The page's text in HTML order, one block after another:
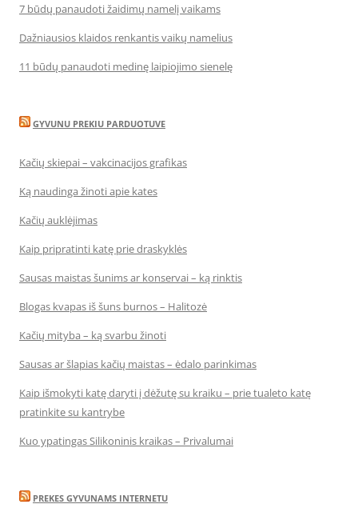
7 būdų panaudoti žaidimų namelį vaikams
Dažniausios klaidos renkantis vaikų namelius
11 būdų panaudoti medinę laipiojimo sienelę
GYVUNU PREKIU PARDUOTUVE
Kačių skiepai – vakcinacijos grafikas
Ką naudinga žinoti apie kates
Kačių auklėjimas
Kaip pripratinti katę prie draskyklės
Sausas maistas šunims ar konservai – ką rinktis
Blogas kvapas iš šuns burnos – Halitozė
Kačių mityba – ką svarbu žinoti
Sausas ar šlapias kačių maistas – ėdalo parinkimas
Kaip išmokyti katę daryti į dėžutę su kraiku – prie tualeto katę
pratinkite su kantrybe
Kuo ypatingas Silikoninis kraikas – Privalumai
PREKES GYVUNAMS INTERNETU